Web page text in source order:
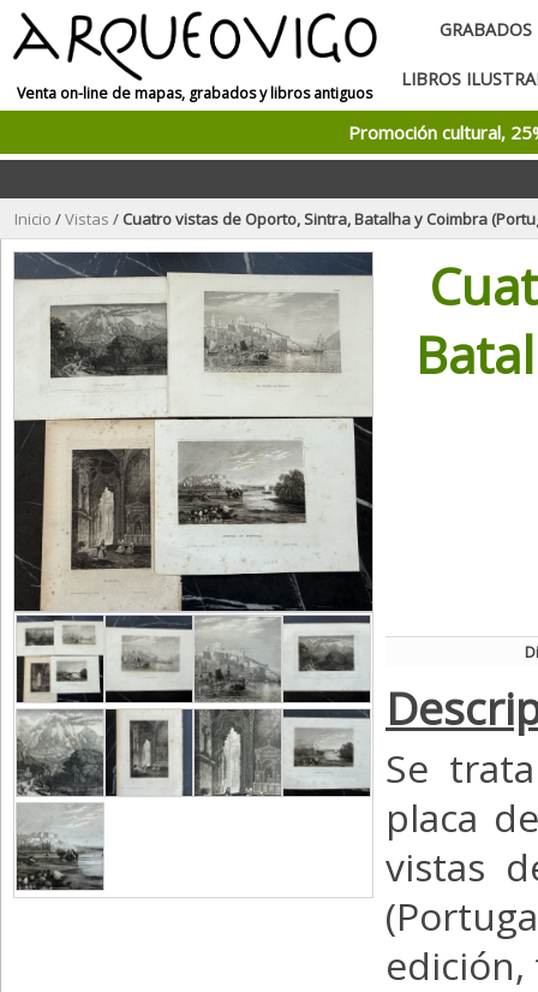
Venta on-line de mapas, grabados y libros antiguos
GRABADOS
LIBROS
Promoción cultural,
Inicio /Vistas / Cuatro vistas de Oporto, Sintra, Batalha y Coimbra (Portugal),
Se
placa
vistas
edición,